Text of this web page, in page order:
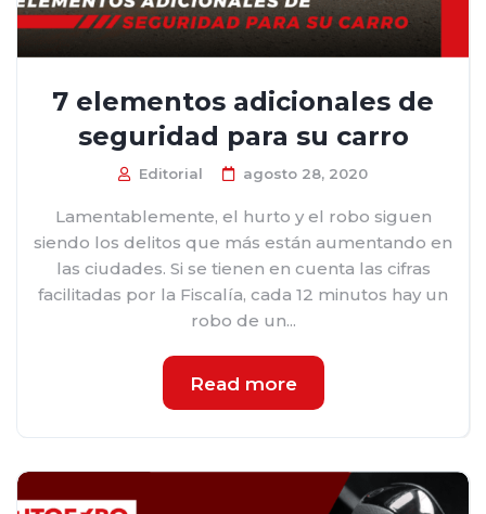
7 elementos adicionales de
seguridad para su carro
Editorial agosto 28, 2020
Lamentablemente, el hurto y el robo siguen
siendo los delitos que más están aumentando en
las ciudades. Si se tienen en cuenta las cifras
facilitadas por la Fiscalía, cada 12 minutos hay un
robo de un...
Read more